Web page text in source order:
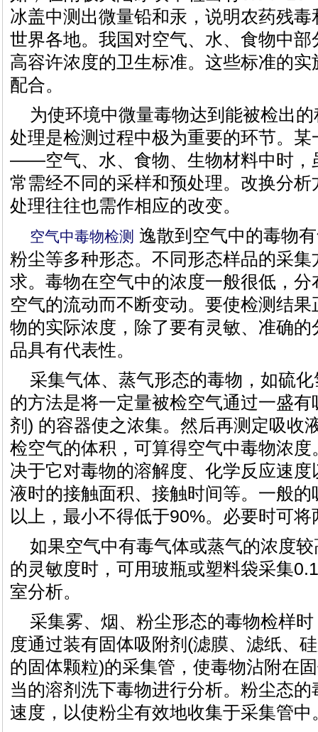
冰盖中测出微量铅和汞，说明农药残
世界各地。我国对空气、水、食物中
高容许浓度的卫生标准。这些标准的
配合。
为使环境中微量毒物达到能被检出
处理是检测过程中极为重要的环节。
——空气、水、食物、生物材料中时，
常需经不同的采样和预处理。改换分
处理往往也需作相应的改变。
空气中毒物检测 逸散到空气中的毒物
粉尘等多种形态。不同形态样品的采
求。毒物在空气中的浓度一般很低，
空气的流动而不断变动。要使检测结
物的实际浓度，除了要有灵敏、准确
品具有代表性。
采集气体、蒸气形态的毒物，如硫
的方法是将一定量被检空气通过一盛
剂) 的容器使之浓集。然后再测定吸收
检空气的体积，可算得空气中毒物浓
决于它对毒物的溶解度、化学反应速
液时的接触面积、接触时间等。一般
以上，最小不得低于90%。必要时可
如果空气中有毒气体或蒸气的浓度
的灵敏度时，可用玻瓶或塑料袋采集
室分析。
采集雾、烟、粉尘形态的毒物检样
度通过装有固体吸附剂(滤膜、滤纸、
的固体颗粒)的采集管，使毒物沾附在
当的溶剂洗下毒物进行分析。粉尘态
速度，以使粉尘有效地收集于采集管中